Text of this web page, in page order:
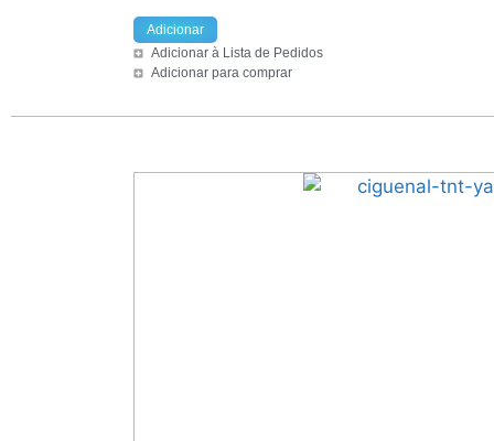
Adicionar
Adicionar à Lista de Pedidos
Adicionar para comprar